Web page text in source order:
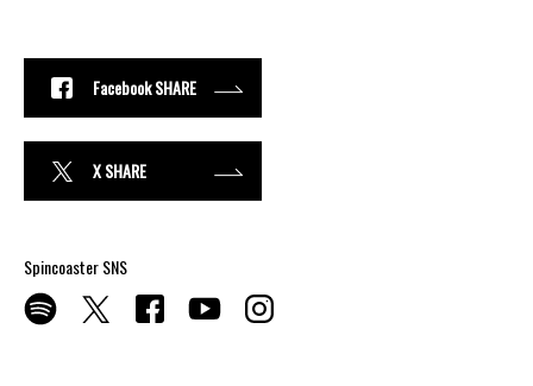
Facebook SHARE
X SHARE
Spincoaster SNS